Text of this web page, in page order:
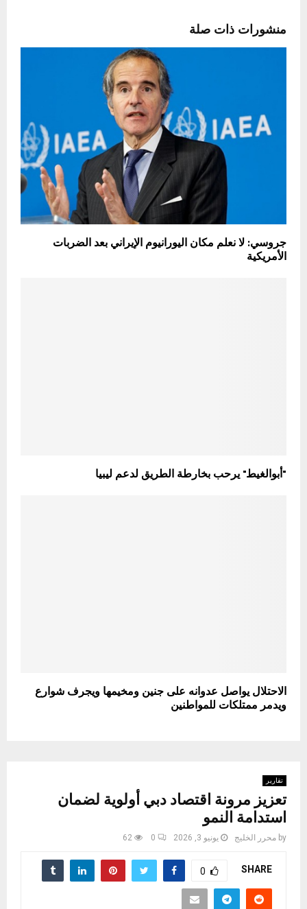
منشورات ذات صلة
جروسي: لا نعلم مكان اليورانيوم الإيراني بعد الضربات
الأمريكية
"أبوالغيط" يرحب بخارطة الطريق لدعم ليبيا
الاحتلال يواصل عدوانه على جنين ومخيمها ويجرف شوارع
ويدمر ممتلكات للمواطنين
تقارير
تعزيز مرونة اقتصاد دبي أولوية لضمان
استدامة النمو
by محرر الخليج يونيو 3, 2026 0
62
SHARE
0